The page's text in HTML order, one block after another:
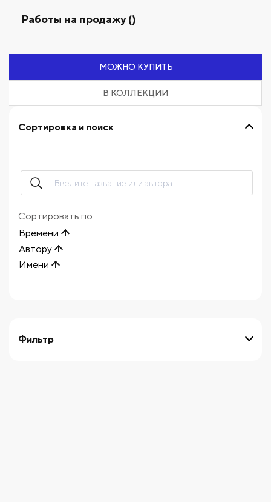
Работы на продажу ()
МОЖНО КУПИТЬ
В КОЛЛЕКЦИИ
Фильтр
Сортировка и поиск
Сортировать по
Времени
Автору
Имени